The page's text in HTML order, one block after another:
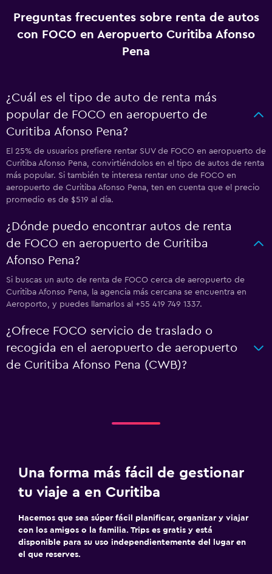
Preguntas frecuentes sobre renta de autos
con FOCO en Aeropuerto Curitiba Afonso
Pena
¿Cuál es el tipo de auto de renta más
popular de FOCO en aeropuerto de
Curitiba Afonso Pena?
El 25% de usuarios prefiere rentar SUV de FOCO en aeropuerto de
Curitiba Afonso Pena, convirtiéndolos en el tipo de autos de renta
más popular. Si también te interesa rentar uno de FOCO en
aeropuerto de Curitiba Afonso Pena, ten en cuenta que el precio
promedio es de $519 al día.
¿Dónde puedo encontrar autos de renta
de FOCO en aeropuerto de Curitiba
Afonso Pena?
Si buscas un auto de renta de FOCO cerca de aeropuerto de
Curitiba Afonso Pena, la agencia más cercana se encuentra en
Aeroporto, y puedes llamarlos al +55 419 749 1337.
¿Ofrece FOCO servicio de traslado o
recogida en el aeropuerto de aeropuerto
de Curitiba Afonso Pena (CWB)?
Una forma más fácil de gestionar
tu viaje a en Curitiba
Hacemos que sea súper fácil planificar, organizar y viajar
con los amigos o la familia. Trips es gratis y está
disponible para su uso independientemente del lugar en
el que reserves.